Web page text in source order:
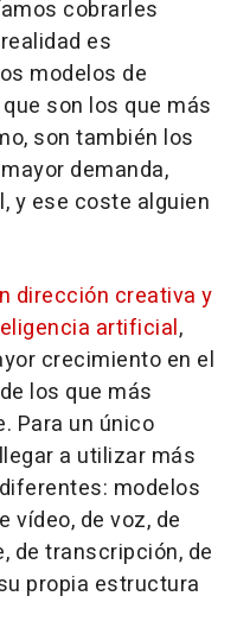
cobrarles
es
modelos de
son los que más
son también los
demanda,
y ese coste alguien
dirección creativa y
artificial,
crecimiento en el
los que más
Para un único
a utilizar más
modelos
vídeo, de voz, de
de transcripción, de
propia estructura